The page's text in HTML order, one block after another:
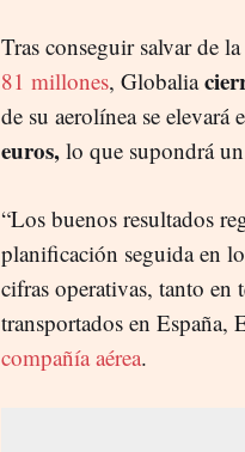
Tras conseguir salvar de
81 millones, Globalia
de su aerolínea se elevará
euros, lo que supondrá
“Los buenos resultados
planificación seguida en
cifras operativas, tanto en
transportados en España,
compañía aérea.